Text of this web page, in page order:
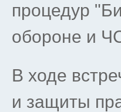
процедур
обороне и
В ходе
и защиты